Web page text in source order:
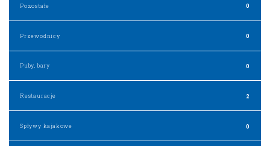
Pozostałe 0
Przewodnicy 0
Puby, bary 0
Restauracje 2
Spływy kajakowe 0